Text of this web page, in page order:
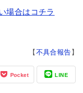
場合はコチラ
【不具合報告】
Pocket LINE